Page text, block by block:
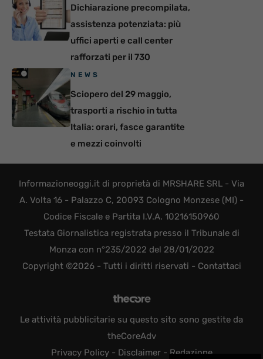
Dichiarazione precompilata,
assistenza potenziata: più
uffici aperti e call center
rafforzati per il 730
NEWS
Sciopero del 29 maggio,
trasporti a rischio in tutta
Italia: orari, fasce garantite
e mezzi coinvolti
Informazioneoggi.it di proprietà di MRSHARE SRL - Via
A. Volta 16 - Palazzo C, 20093 Cologno Monzese (MI) -
Codice Fiscale e Partita I.V.A. 10216150960
Testata Giornalistica registrata presso il Tribunale di
Monza con n°235/2022 del 28/01/2022
Copyright ©2026 - Tutti i diritti riservati - Contattaci
Le attività pubblicitarie su questo sito sono gestite da
theCoreAdv
Privacy Policy- Disclaimer- Redazione